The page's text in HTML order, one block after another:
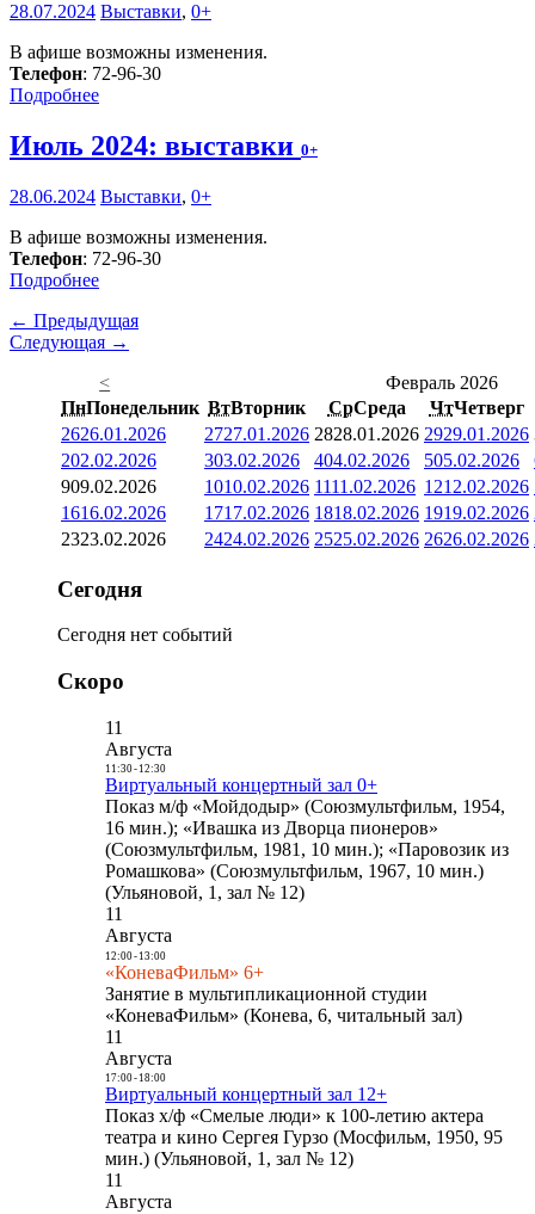
28.07.2024 Выставки, 0+
В афише возможны изменения.
Телефон: 72-96-30
Подробнее
Июль 2024: выставки 0+
28.06.2024 Выставки, 0+
В афише возможны изменения.
Телефон: 72-96-30
Подробнее
← Предыдущая
Следующая →
<
Февраль 2026
ПнПонедельник ВтВторник СрСреда ЧтЧетверг
2626.01.2026 2727.01.2026 2828.01.2026 2929.01.2026
202.02.2026 303.02.2026 404.02.2026 505.02.2026
909.02.2026 1010.02.2026 1111.02.2026 1212.02.2026
1616.02.2026 1717.02.2026 1818.02.2026 1919.02.2026
2323.02.2026 2424.02.2026 2525.02.2026 2626.02.2026
Сегодня
Сегодня нет событий
Скоро
11
Августа
11:30- 12:30
Виртуальный концертный зал 0+
Показ м/ф «Мойдодыр» (Союзмультфильм, 1954,
16 мин.); «Ивашка из Дворца пионеров»
(Союзмультфильм, 1981, 10 мин.); «Паровозик из
Ромашкова» (Союзмультфильм, 1967, 10 мин.)
(Ульяновой, 1, зал № 12)
11
Августа
12:00- 13:00
«КоневаФильм» 6+
Занятие в мультипликационной студии
«КоневаФильм» (Конева, 6, читальный зал)
11
Августа
17:00- 18:00
Виртуальный концертный зал 12+
Показ х/ф «Смелые люди» к 100-летию актера
театра и кино Сергея Гурзо (Мосфильм, 1950, 95
мин.) (Ульяновой, 1, зал № 12)
11
Августа